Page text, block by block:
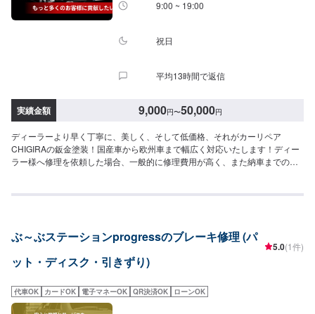
9:00 ~ 19:00
祝日
平均13時間で返信
実績金額 9,000円〜50,000円
ディーラーより早く丁寧に、美しく、そして低価格、それがカーリペア
CHIGIRAの鈑金塗装！国産車から欧州車まで幅広く対応いたします！ディー
ラー様へ修理を依頼した場合、一般的に修理費用が高く、また納車までの時
理を部品交換で対応してしまうから。私たちなら自社工場で即施工し、でき
い！--------------------------------------------------【1】オファーにてお問い合わせ
【2】お見積り【3】お見積りにご納得いただければ作業開始【4】仕上がり
次第納車□納期について□通常2〜3日程度で納車いたします。車種や状態によ
□作業中は無料の代車をご利用ください。※燃料代は、お客様負担となってお
ります。予め、ご了承ください。□パーツ持ち込みについて□パーツの持ち込
ぶ～ぶステーションprogressのブレーキ修理 (パ
ット・ディスク・引きずり)
5.0(1件)
代車OK カードOK 電子マネーOK QR決済OK ローンOK